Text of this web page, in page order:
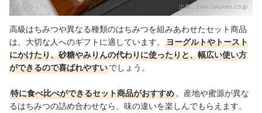
出典： item.rakuten.co.jp
高級はちみつや異なる種類のはちみつを組みあわせたセット商品
は、大切な人へのギフトに適しています。
ヨーグルトやトースト
にかけたり、砂糖やみりんの代わりに使ったりと、幅広い使い方
ができるので喜ばれやすいでしょう。
特に食べ比べができるセット商品がおすすめ 。産地や蜜源が異な
るはちみつの詰め合わせなら、味の違いを楽しんでもらえます。